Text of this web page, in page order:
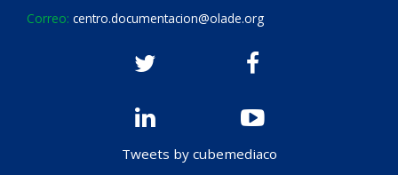
Correo: centro.documentacion@olade.org
Tweets by cubemediaco